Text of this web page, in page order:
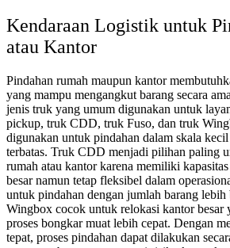
Kendaraan Logistik untuk
atau Kantor
Pindahan rumah maupun kantor
yang mampu mengangkut barang secara
jenis truk yang umum digunakan untuk
pickup, truk CDD, truk Fuso, dan truk
digunakan untuk pindahan dalam skala
terbatas. Truk CDD menjadi pilihan paling
rumah atau kantor karena memiliki
besar namun tetap fleksibel dalam
untuk pindahan dengan jumlah barang lebih
Wingbox cocok untuk relokasi kantor besar
proses bongkar muat lebih cepat. Dengan
tepat, proses pindahan dapat dilakukan